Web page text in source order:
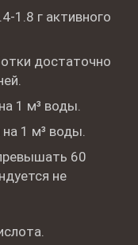
1.8 г активного
достаточно
1 м³ воды.
1 м³ воды.
60
не